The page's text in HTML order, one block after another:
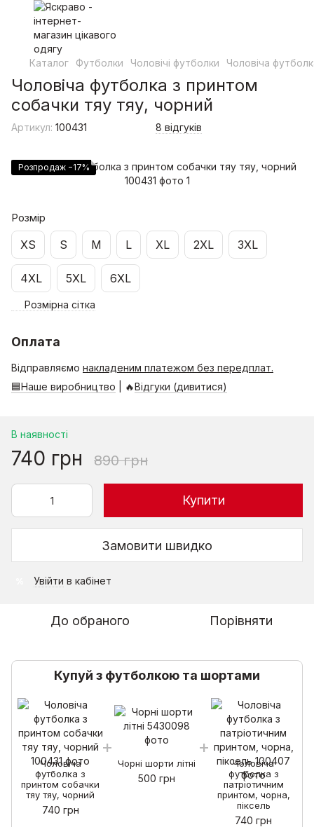
Каталог Футболки Чоловічі футболки Чоловіча
Чоловіча футболка з принтом
собачки тяу тяу, чорний
Артикул: 100431 8 відгуків
Розпродаж −17%
Розмір
XS S M L XL 2XL 3XL
4XL 5XL 6XL
Розмірна сітка
Оплата
Відправляємо накладеним платежом без передплат.
🟦Наше виробництво | 🔥Відгуки (дивитися)
В наявності
740 грн 890 грн
Купити
Замовити швидко
Увійти в кабінет
До обраного Порівняти
Купуй з футболкою та шортами
Чоловіча
футболка з
принтом собачки
тяу тяу, чорний
740 грн
Чорні шорти літні
500 грн
Чоловіча
футболка з
патріотичним
принтом, чорна,
піксель
740 грн